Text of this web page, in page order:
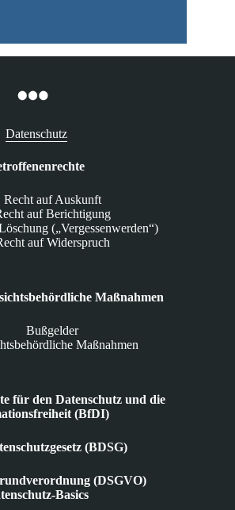
Datenschutz
Recht auf Auskunft
auf Berichtigung
(„Vergessenwerden“)
auf Widerspruch
Maßnahmen
Bußgelder
Maßnahmen
für den Datenschutz und die
(BfDI)
(BDSG)
(DSGVO)
Basics